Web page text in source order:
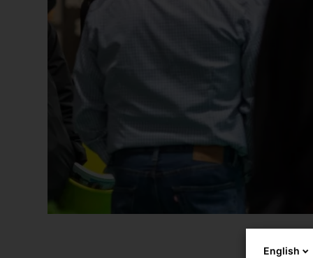
English